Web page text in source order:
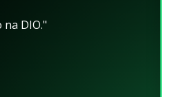
DIO."